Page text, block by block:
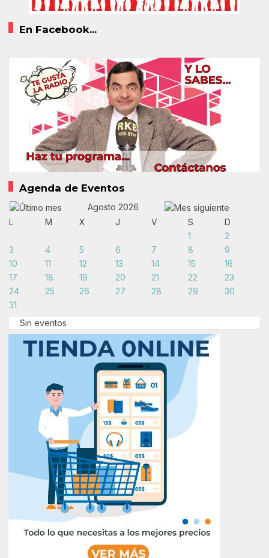
En Facebook...
Agenda de Eventos
Agosto 2026
L
M X J V S
D
1
2
3
4 5 6 7 8
9
10
11 12 13 14 15
16
17
18 19 20 21 22
23
24
25 26 27 28 29
30
31
Sin eventos